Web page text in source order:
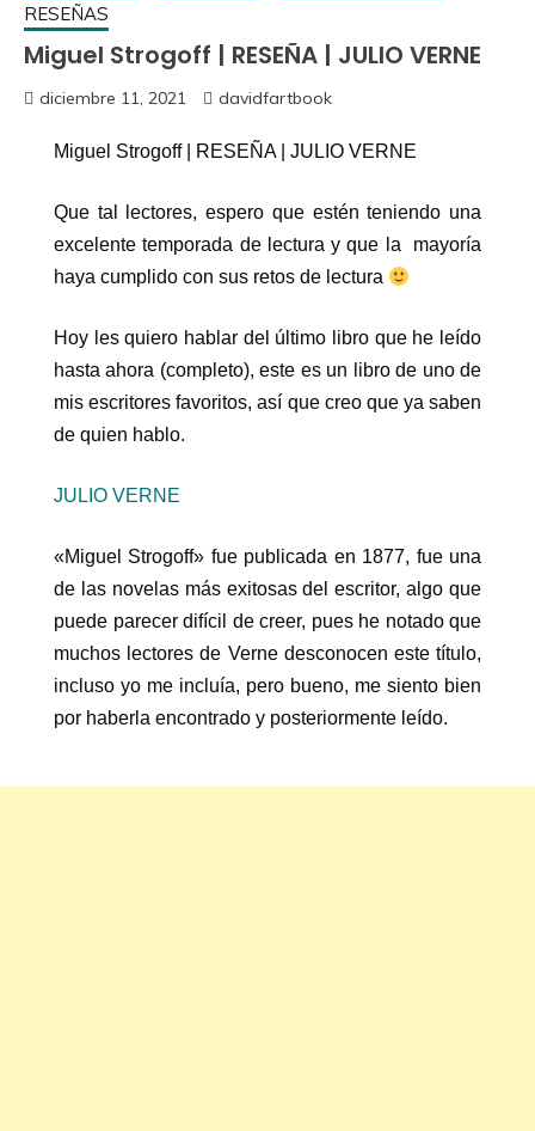
RESEÑAS
Miguel Strogoff | RESEÑA | JULIO VERNE
diciembre 11, 2021 davidfartbook
Miguel Strogoff | RESEÑA | JULIO VERNE
Que tal lectores, espero que estén teniendo una
excelente temporada de lectura y que la mayoría
haya cumplido con sus retos de lectura
Hoy les quiero hablar del último libro que he leído
hasta ahora (completo), este es un libro de uno de
mis escritores favoritos, así que creo que ya saben
de quien hablo.
JULIO VERNE
«Miguel Strogoff» fue publicada en 1877, fue una
de las novelas más exitosas del escritor, algo que
puede parecer difícil de creer, pues he notado que
muchos lectores de Verne desconocen este título,
incluso yo me incluía, pero bueno, me siento bien
por haberla encontrado y posteriormente leído.